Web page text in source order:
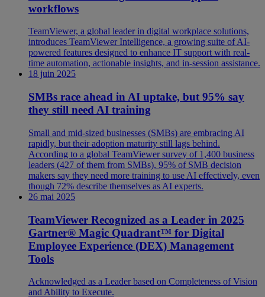
workflows
TeamViewer, a global leader in digital workplace solutions,
introduces TeamViewer Intelligence, a growing suite of AI-
powered features designed to enhance IT support with real-
time automation, actionable insights, and in-session assistance.
18 juin 2025
SMBs race ahead in AI uptake, but 95% say
they still need AI training
Small and mid-sized businesses (SMBs) are embracing AI
rapidly, but their adoption maturity still lags behind.
According to a global TeamViewer survey of 1,400 business
leaders (427 of them from SMBs), 95% of SMB decision
makers say they need more training to use AI effectively, even
though 72% describe themselves as AI experts.
26 mai 2025
TeamViewer Recognized as a Leader in 2025
Gartner® Magic Quadrant™ for Digital
Employee Experience (DEX) Management
Tools
Acknowledged as a Leader based on Completeness of Vision
and Ability to Execute.